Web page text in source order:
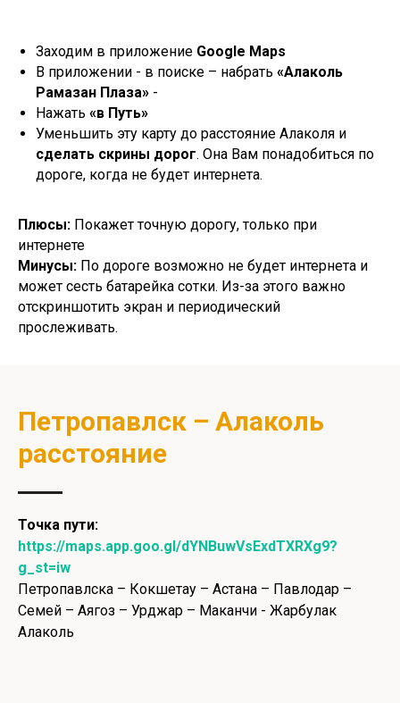
Заходим в приложение Google Maps
В приложении - в поиске – набрать «Алаколь
Рамазан Плаза» -
Нажать «в Путь»
Уменьшить эту карту до расстояние Алаколя и
сделать скрины дорог. Она Вам понадобиться по
дороге, когда не будет интернета.
Плюсы: Покажет точную дорогу, только при
интернете
Минусы: По дороге возможно не будет интернета и
может сесть батарейка сотки. Из-за этого важно
отскриншотить экран и периодический
прослеживать.
Петропавлск – Алаколь
расстояние
Точка пути:
https://maps.app.goo.gl/dYNBuwVsExdTXRXg9?
g_st=iw
Петропавлска – Кокшетау – Астана – Павлодар –
Семей – Аягоз – Урджар – Маканчи - Жарбулак
Алаколь